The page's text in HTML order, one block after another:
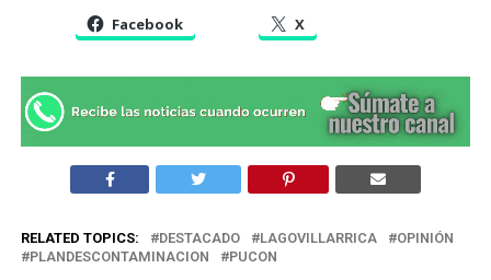
Facebook X
RELATED TOPICS: DESTACADO LAGOVILLARRICA
OPINIÓN
PLANDESCONTAMINACION
PUCON